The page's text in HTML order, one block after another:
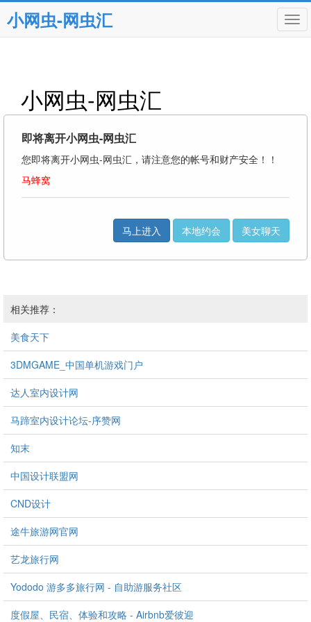
小网虫-网虫汇
小网虫-网虫汇
即将离开小网虫-网虫汇
您即将离开小网虫-网虫汇，请注意您的帐号和财产安全！！
马蜂窝
马上进入 本地约会 美女聊天
相关推荐：
美食天下
3DMGAME_中国单机游戏门户
达人室内设计网
马蹄室内设计论坛-序赞网
知末
中国设计联盟网
CND设计
途牛旅游网官网
艺龙旅行网
Yododo 游多多旅行网 - 自助游服务社区
度假屋、民宿、体验和攻略 - Airbnb爱彼迎